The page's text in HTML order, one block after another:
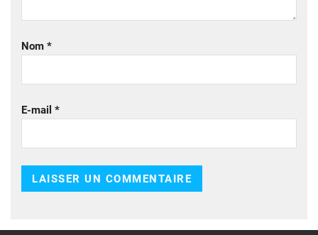
Nom *
E-mail *